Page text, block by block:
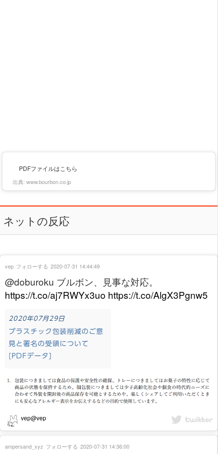
PDFファイルはこちら
出典: www.bourbon.co.jp
ネットの反応
@doburoku ブルボン、見事な対応。
https://t.co/aj7RWYx3uo https://t.co/AlgX3Pgnw5
vep@vep
vep フォローする 2020-07-31 14:44:49
ampersand_xyz フォローする 2020-07-31 14:36:00